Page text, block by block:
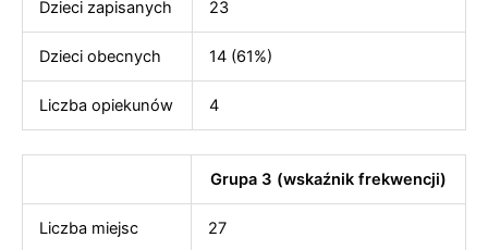
Dzieci zapisanych 23
Dzieci obecnych 14 (61%)
Liczba opiekunów 4
Grupa 3 (wskaźnik frekwencji)
Liczba miejsc 27